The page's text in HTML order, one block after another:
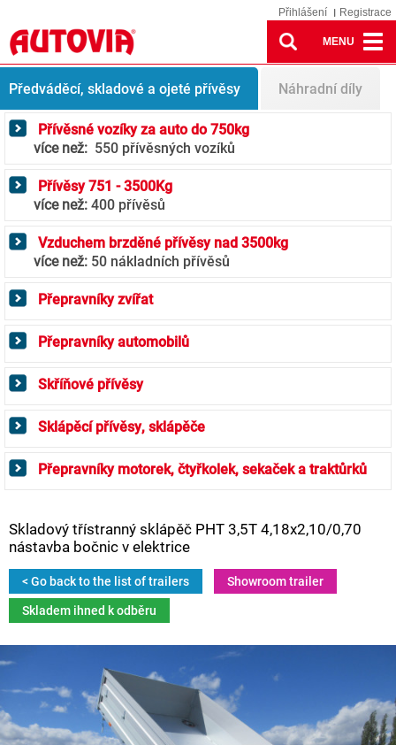
Přihlášení Registrace
MENU
Trailers
Předváděcí, skladové a ojeté přívěsy Náhradní díly
Přívěsné vozíky za auto do 750kg
více než: 550 přívěsných vozíků
Přívěsy 751 - 3500Kg
více než:400 přívěsů
Vzduchem brzděné přívěsy nad 3500kg
více než: 50 nákladních přívěsů
Přepravníky zvířat
Přepravníky automobilů
Skříňové přívěsy
Sklápěcí přívěsy, sklápěče
Přepravníky motorek, čtyřkolek, sekaček a traktůrků
Skladový třístranný sklápěč PHT 3,5T 4,18x2,10/0,70
nástavba bočnic v elektrice
< Go back to the list of trailers
Showroom trailer
Skladem ihned k odběru